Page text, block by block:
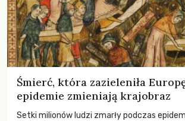
Śmierć, która zazieleniła
epidemie zmieniają krajobraz
Setki milionów ludzi zmarły podczas